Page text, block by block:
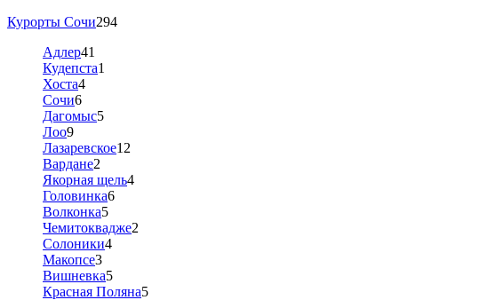
Курорты Сочи294
Адлер41
Кудепста1
Хоста4
Сочи6
Дагомыс5
Лоо9
Лазаревское12
Вардане2
Якорная щель4
Головинка6
Волконка5
Чемитоквадже2
Солоники4
Макопсе3
Вишневка5
Красная Поляна5